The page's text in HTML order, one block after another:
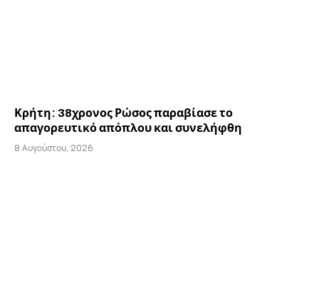
Κρήτη: 38χρονος Ρώσος παραβίασε το
απαγορευτικό απόπλου και συνελήφθη
8 Αυγούστου, 2026